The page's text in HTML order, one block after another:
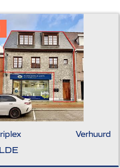
Verhuurd